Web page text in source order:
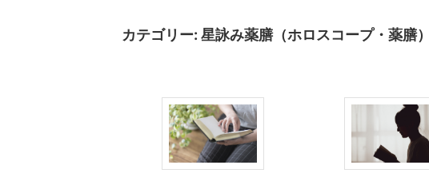
カテゴリー: 星詠み薬膳（ホロスコープ・薬膳）
20 5月 13 5月